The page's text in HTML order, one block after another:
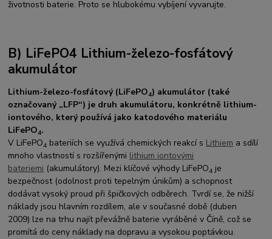
životnosti baterie. Proto se hlubokému vybíjení vyvarujte.
B) LiFePO4 Lithium-železo-fosfátový
akumulátor
Lithium-železo-fosfátový (LiFePO4) akumulátor (také
označovaný „LFP“) je druh akumulátoru, konkrétně lithium-
iontového, který používá jako katodového materiálu
LiFePO4.
V LiFePO4 bateriích se využívá chemických reakcí s Lithiem a sdílí
mnoho vlastností s rozšířenými lithium iontovými
bateriemi (akumulátory). Mezi klíčové výhody LiFePO4 je
bezpečnost (odolnost proti tepelným únikům) a schopnost
dodávat vysoký proud při špičkových odběrech. Tvrdí se, že nižší
náklady jsou hlavním rozdílem, ale v současné době (duben
2009) lze na trhu najít převážně baterie vyráběné v Číně, což se
promítá do ceny náklady na dopravu a vysokou poptávkou.